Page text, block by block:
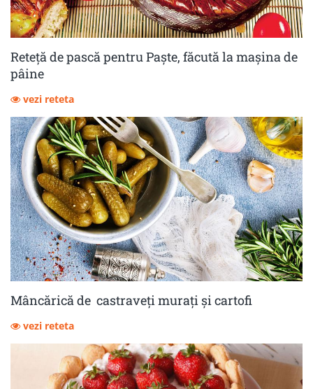
Reteță de pască pentru Paște, făcută la mașina de
pâine
vezi reteta
Mâncărică de castraveţi muraţi şi cartofi
vezi reteta